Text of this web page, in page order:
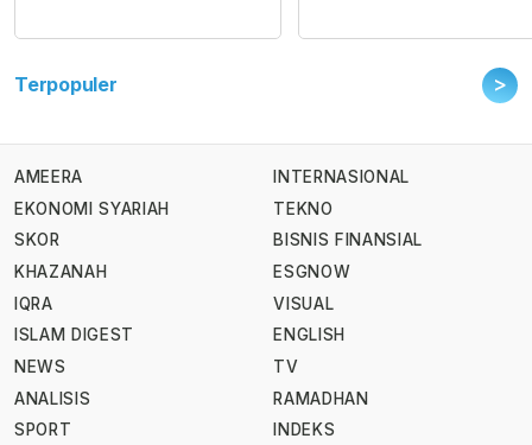
Terpopuler >
AMEERA
EKONOMI SYARIAH
SKOR
KHAZANAH
IQRA
ISLAM DIGEST
NEWS
ANALISIS
SPORT
INTERNASIONAL
TEKNO
BISNIS FINANSIAL
ESGNOW
VISUAL
ENGLISH
TV
RAMADHAN
INDEKS